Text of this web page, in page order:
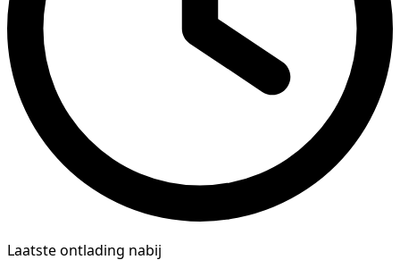
Laatste ontlading nabij